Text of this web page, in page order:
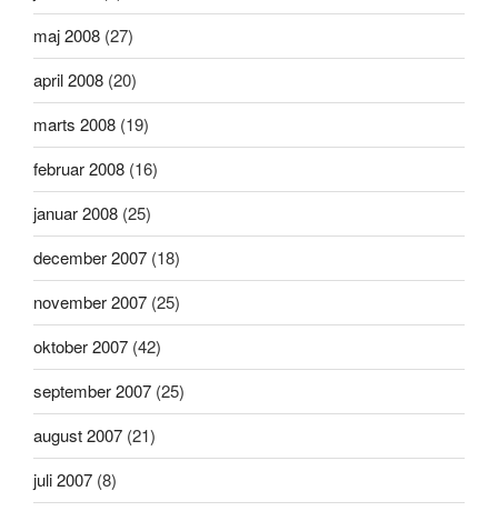
maj 2008 (27)
april 2008 (20)
marts 2008 (19)
februar 2008 (16)
januar 2008 (25)
december 2007 (18)
november 2007 (25)
oktober 2007 (42)
september 2007 (25)
august 2007 (21)
juli 2007 (8)